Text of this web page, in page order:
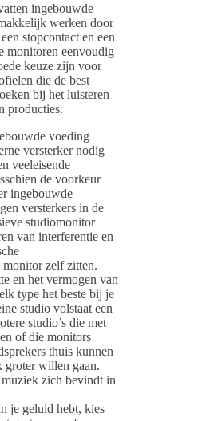
ingebouwde
werken door
stopcontact en een
monitoren eenvoudig
keuze zijn voor
die de best
bij het luisteren
producties.
voeding
versterker nodig
veeleisende
de voorkeur
ingebouwde
versterkers in de
studiomonitor
van interferentie en
monitor zelf zitten.
en het vermogen van
type het beste bij je
studio volstaat een
studio’s die met
of die monitors
thuis kunnen
groter willen gaan.
zich bevindt in
je geluid hebt, kies